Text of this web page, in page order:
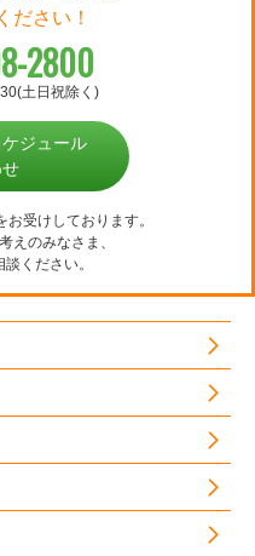
ださい！
2800
土日祝除く)
ジュール
受けしております。
えのみなさま、
ください。